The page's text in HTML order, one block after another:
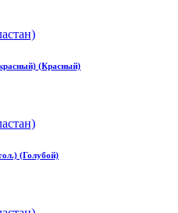
(Красный)
(Голубой)